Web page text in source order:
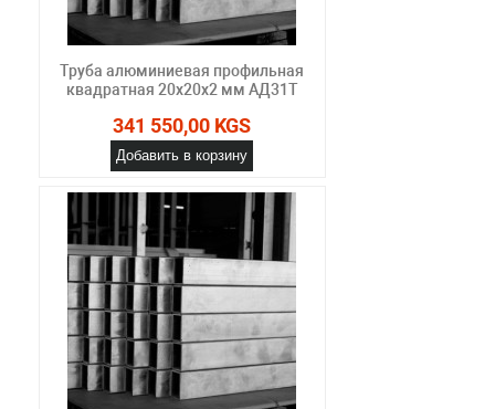
Труба алюминиевая профильная
квадратная 20х20х2 мм АД31Т
341 550,00 KGS
Добавить в корзину